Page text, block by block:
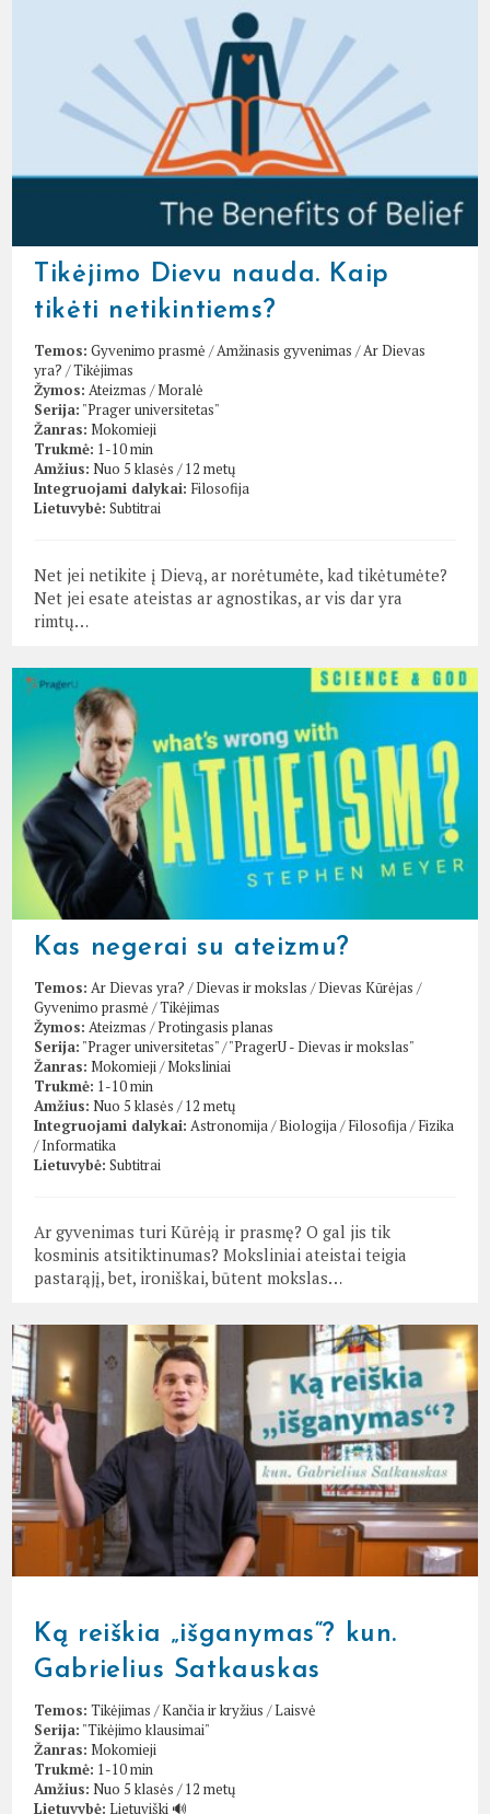
Tikėjimo Dievu nauda. Kaip
tikėti netikintiems?
Temos: Gyvenimo prasmė /Amžinasis gyvenimas /Ar Dievas
yra? /Tikėjimas
Žymos: Ateizmas /Moralė
Serija: "Prager universitetas"
Žanras: Mokomieji
Trukmė: 1-10 min
Amžius: Nuo 5 klasės / 12 metų
Integruojami dalykai: Filosofija
Lietuvybė: Subtitrai
Net jei netikite į Dievą, ar norėtumėte, kad tikėtumėte?
Net jei esate ateistas ar agnostikas, ar vis dar yra
rimtų…
Kas negerai su ateizmu?
Temos: Ar Dievas yra? /Dievas ir mokslas /Dievas Kūrėjas /
Gyvenimo prasmė /Tikėjimas
Žymos: Ateizmas /Protingasis planas
Serija: "Prager universitetas"/"PragerU - Dievas ir mokslas"
Žanras: Mokomieji/Moksliniai
Trukmė: 1-10 min
Amžius: Nuo 5 klasės / 12 metų
Integruojami dalykai: Astronomija/Biologija/Filosofija/Fizika
/Informatika
Lietuvybė: Subtitrai
Ar gyvenimas turi Kūrėją ir prasmę? O gal jis tik
kosminis atsitiktinumas? Moksliniai ateistai teigia
pastarąjį, bet, ironiškai, būtent mokslas…
Ką reiškia „išganymas“? kun.
Gabrielius Satkauskas
Temos: Tikėjimas /Kančia ir kryžius /Laisvė
Serija: "Tikėjimo klausimai"
Žanras: Mokomieji
Trukmė: 1-10 min
Amžius: Nuo 5 klasės / 12 metų
Lietuvybė: Lietuviški 🔊